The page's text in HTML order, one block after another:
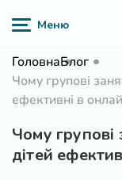
ГоловнаБлог
Чому групові
ефективні в
Чому групові
дітей